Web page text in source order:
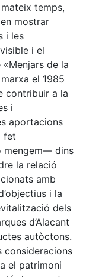
temps,
mostrar
i les
i el
de la
el 1985
contribuir a la
i
aportacions
fet
mengem— dins
la relació
amb
i la
dels
d’Alacant
autòctons.
consideracions
el patrimoni